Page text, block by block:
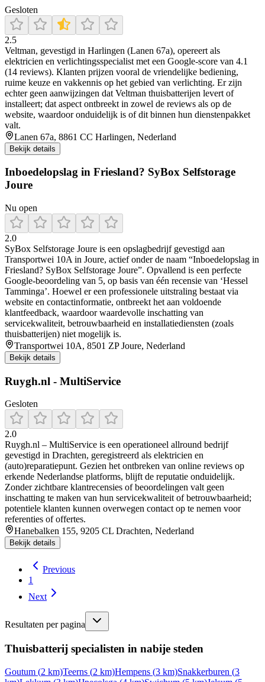
Gesloten
2.5
Veltman, gevestigd in Harlingen (Lanen 67a), opereert als
elektricien en verlichtingsspecialist met een Google‑score van 4.1
(14 reviews). Klanten prijzen vooral de vriendelijke bediening,
ruime keuze en vakkennis op het gebied van verlichting. Er zijn
echter geen aanwijzingen dat Veltman thuisbatterijen levert of
installeert; dat aspect ontbreekt in zowel de reviews als op de
website, waardoor onduidelijk is of dit binnen hun dienstenpakket
valt.
Lanen 67a, 8861 CC Harlingen, Nederland
Bekijk details
Inboedelopslag in Friesland? SyBox Selfstorage
Joure
Nu open
2.0
SyBox Selfstorage Joure is een opslagbedrijf gevestigd aan
Transportwei 10A in Joure, actief onder de naam “Inboedelopslag in
Friesland? SyBox Selfstorage Joure”. Opvallend is een perfecte
Google-beoordeling van 5, op basis van één recensie van ‘Hessel
Tamminga’. Hoewel er een professionele uitstraling bestaat via
website en contactinformatie, ontbreekt het aan voldoende
klantfeedback, waardoor waardevolle inschatting van
servicekwaliteit, betrouwbaarheid en installatiediensten (zoals
thuisbatterijen) niet mogelijk is.
Transportwei 10A, 8501 ZP Joure, Nederland
Bekijk details
Ruygh.nl - MultiService
Gesloten
2.0
Ruygh.nl – MultiService is een operationeel allround bedrijf
gevestigd in Drachten, geregistreerd als elektricien en
(auto)reparatiepunt. Gezien het ontbreken van online reviews op
erkende Nederlandse platforms, blijft de reputatie onduidelijk.
Zonder zichtbare klantrecensies of beoordelingen valt geen
inschatting te maken van hun servicekwaliteit of betrouwbaarheid;
potentiele klanten kunnen overwegen contact op te nemen voor
referenties of offertes.
Hanebalken 155, 9205 CL Drachten, Nederland
Bekijk details
Previous
1
Next
Resultaten per pagina
Thuisbatterij specialisten in nabije steden
Goutum (2 km)Teerns (2 km)Hempens (3 km)Snakkerburen (3